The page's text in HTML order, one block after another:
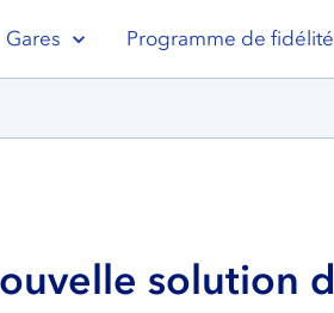
Gares Programme de fidélité
solution